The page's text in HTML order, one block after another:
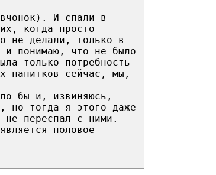
И спали в
когда просто
не делали, только в
и понимаю, что не было
только потребность
напитков сейчас, мы,
бы и, извиняюсь,
но тогда я этого даже
переспал с ними.
половое